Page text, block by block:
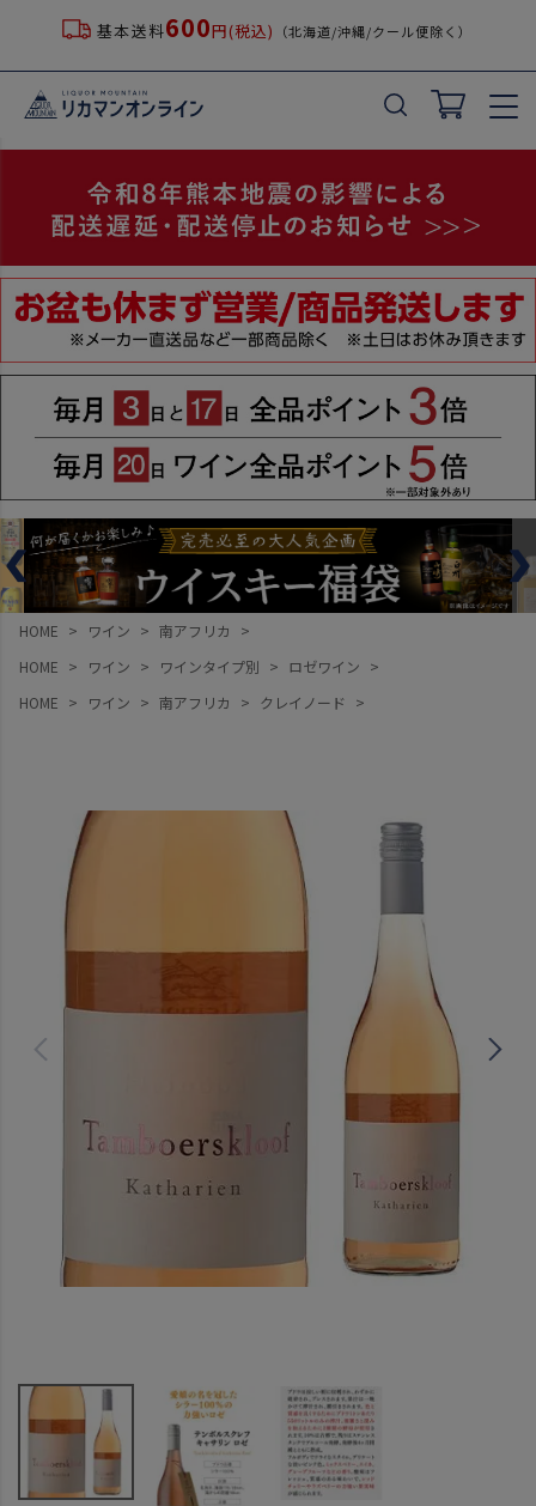
基本送料600円(税込) （北海道/沖縄/クール便除く）
HOME ワイン
南アフリカ
HOME
ワイン ワインタイプ別
ロゼワイン
HOME
ワイン 南アフリカ クレイノード